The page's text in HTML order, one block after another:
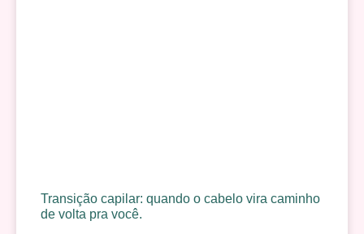
Transição capilar: quando o cabelo vira caminho
de volta pra você.